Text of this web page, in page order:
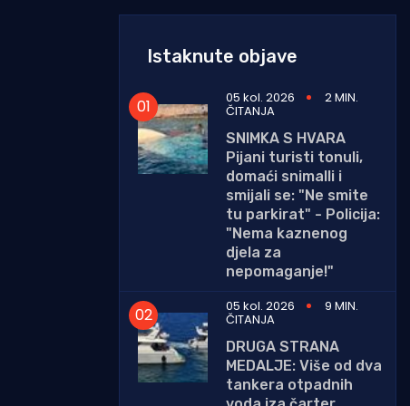
Istaknute objave
05 kol. 2026 2 MIN.
ČITANJA
SNIMKA S HVARA
Pijani turisti tonuli,
domaći snimalli i
smijali se: "Ne smite
tu parkirat" - Policija:
"Nema kaznenog
djela za
nepomaganje!"
05 kol. 2026
9 MIN.
ČITANJA
DRUGA STRANA
MEDALJE: Više od dva
tankera otpadnih